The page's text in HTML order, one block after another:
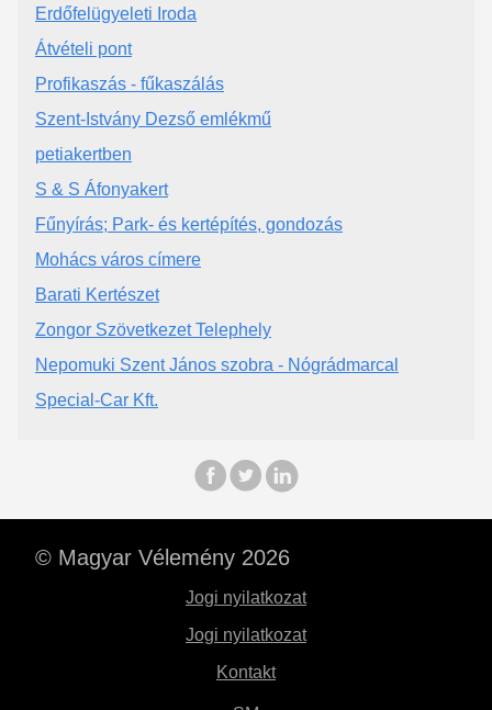
Erdőfelügyeleti Iroda
Átvételi pont
Profikaszás - fűkaszálás
Szent-Istvány Dezső emlékmű
petiakertben
S & S Áfonyakert
Fűnyírás; Park- és kertépítés, gondozás
Mohács város címere
Barati Kertészet
Zongor Szövetkezet Telephely
Nepomuki Szent János szobra - Nógrádmarcal
Special-Car Kft.
© Magyar Vélemény 2026
Jogi nyilatkozat
Jogi nyilatkozat
Kontakt